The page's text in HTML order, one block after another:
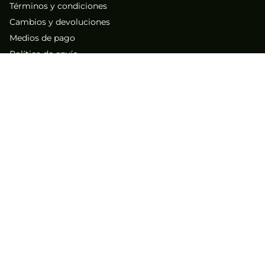
Términos y condiciones
Cambios y devoluciones
Medios de pago
Política de envío